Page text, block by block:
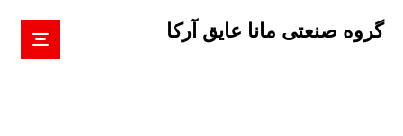
گروه صنعتی مانا عایق آرکا